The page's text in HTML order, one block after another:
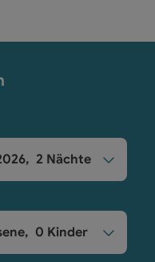
, 2 Nächte
, 0 Kinder